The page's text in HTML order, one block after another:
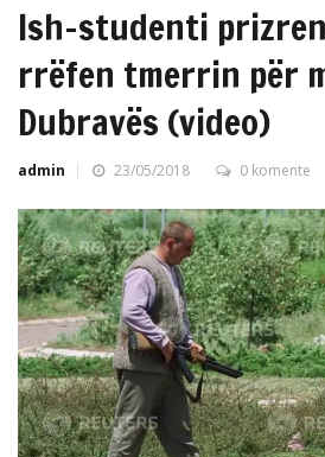
Ish-studenti
rrëfen tmerrin për
Dubravës (video)
admin 23/05/2018 0 komente